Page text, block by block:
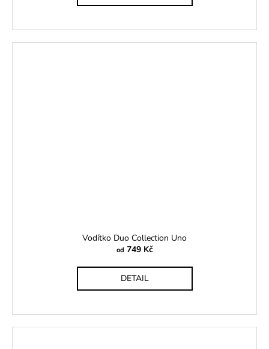
Vodítko Duo Collection Uno
od 749 Kč
DETAIL